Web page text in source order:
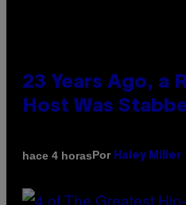
23 Years Ago, a
Host Was
hace 4 horasPor Haley Miller